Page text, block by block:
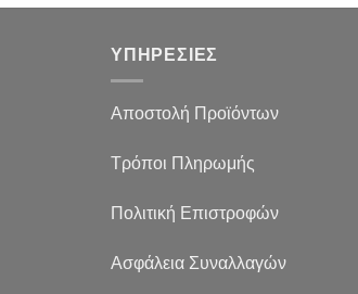
ΥΠΗΡΕΣΙΕΣ
Αποστολή Προϊόντων
Τρόποι Πληρωμής
Πολιτική Επιστροφών
Ασφάλεια Συναλλαγών